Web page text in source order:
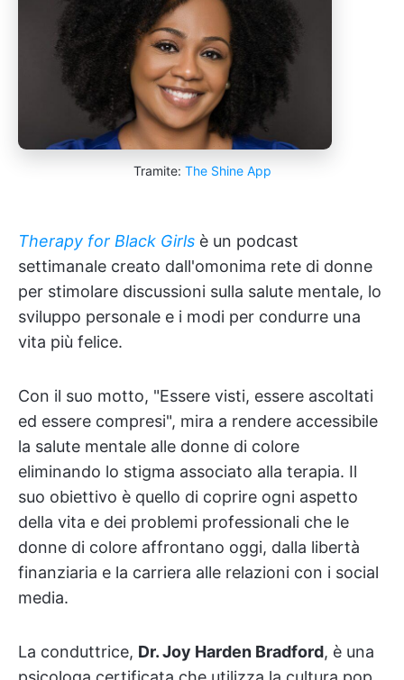
Tramite: The Shine App
Therapy for Black Girls è un podcast
settimanale creato dall'omonima rete di donne
per stimolare discussioni sulla salute mentale, lo
sviluppo personale e i modi per condurre una
vita più felice.
Con il suo motto, "Essere visti, essere ascoltati
ed essere compresi", mira a rendere accessibile
la salute mentale alle donne di colore
eliminando lo stigma associato alla terapia. Il
suo obiettivo è quello di coprire ogni aspetto
della vita e dei problemi professionali che le
donne di colore affrontano oggi, dalla libertà
finanziaria e la carriera alle relazioni con i social
media.
La conduttrice, Dr. Joy Harden Bradford, è una